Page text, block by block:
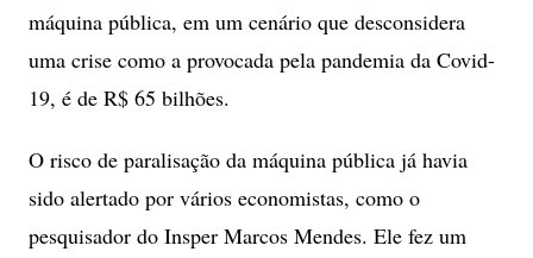
máquina pública, em um cenário que desconsidera
uma crise como a provocada pela pandemia da Covid-
19, é de R$ 65 bilhões.
O risco de paralisação da máquina pública já havia
sido alertado por vários economistas, como o
pesquisador do Insper Marcos Mendes. Ele fez um